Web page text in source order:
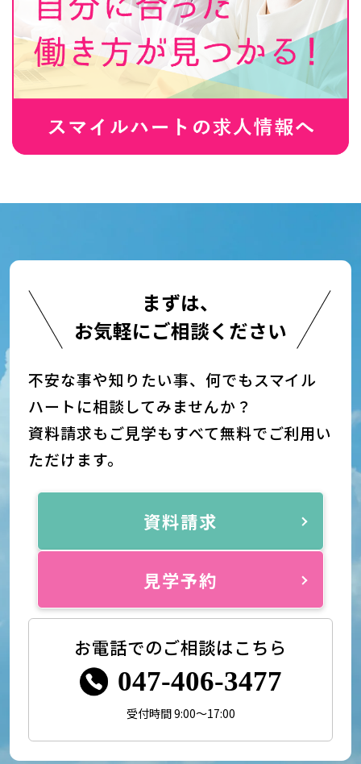
まずは、
お気軽にご相談ください
不安な事や知りたい事、何でもスマイル
ハートに相談してみませんか？
資料請求もご見学もすべて無料でご利用い
ただけます。
資料請求
見学予約
お電話でのご相談はこちら
047-406-3477
受付時間 9:00～17:00